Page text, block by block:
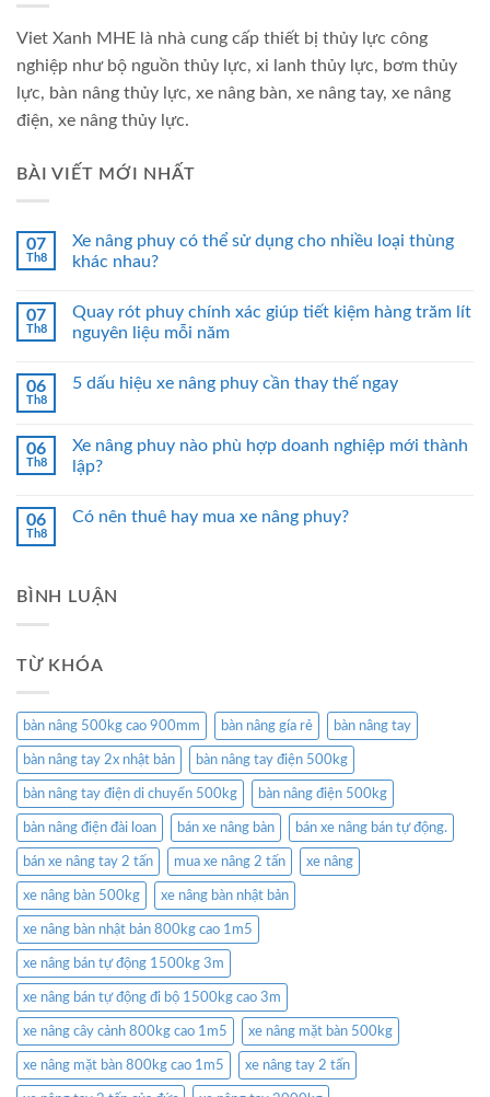
Viet Xanh MHE là nhà cung cấp thiết bị thủy lực công
nghiệp như bộ nguồn thủy lực, xi lanh thủy lực, bơm thủy
lực, bàn nâng thủy lực, xe nâng bàn, xe nâng tay, xe nâng
điện, xe nâng thủy lực.
BÀI VIẾT MỚI NHẤT
07
Th8
Xe nâng phuy có thể sử dụng cho nhiều loại thùng
khác nhau?
07
Th8
Quay rót phuy chính xác giúp tiết kiệm hàng trăm lít
nguyên liệu mỗi năm
06
Th8
5 dấu hiệu xe nâng phuy cần thay thế ngay
06
Th8
Xe nâng phuy nào phù hợp doanh nghiệp mới thành
lập?
06
Th8
Có nên thuê hay mua xe nâng phuy?
BÌNH LUẬN
TỪ KHÓA
bàn nâng 500kg cao 900mm bàn nâng gía rẻ bàn nâng tay
bàn nâng tay 2x nhật bản bàn nâng tay điện 500kg
bàn nâng tay điện di chuyển 500kg bàn nâng điện 500kg
bàn nâng điện đài loan bán xe nâng bàn bán xe nâng bán tự động.
bán xe nâng tay 2 tấn mua xe nâng 2 tấn xe nâng
xe nâng bàn 500kg xe nâng bàn nhật bản
xe nâng bàn nhật bản 800kg cao 1m5
xe nâng bán tự động 1500kg 3m
xe nâng bán tự động đi bộ 1500kg cao 3m
xe nâng cây cảnh 800kg cao 1m5 xe nâng mặt bàn 500kg
xe nâng mặt bàn 800kg cao 1m5 xe nâng tay 2 tấn